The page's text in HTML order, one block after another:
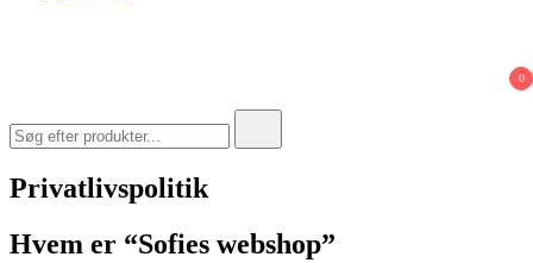
0
for:
Privatlivspolitik
Hvem er “Sofies webshop”